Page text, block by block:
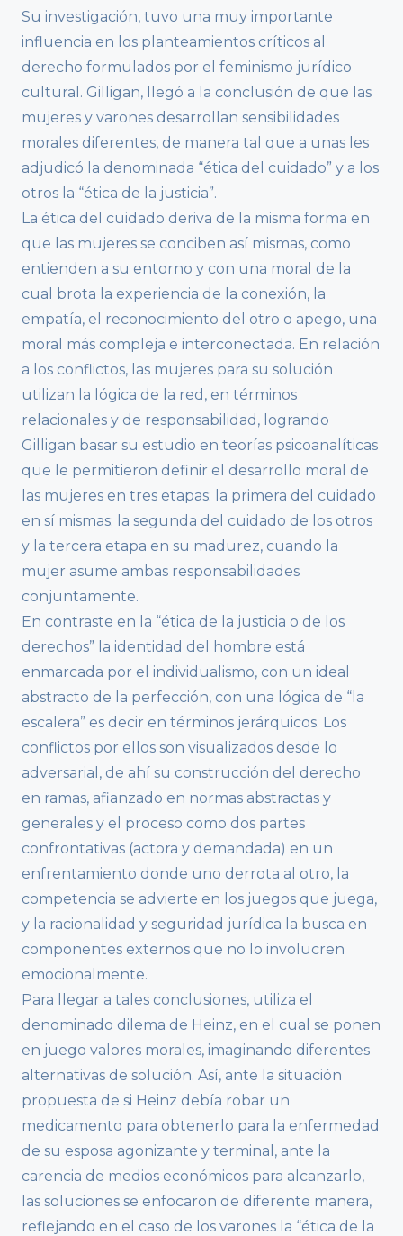
Su investigación, tuvo una muy importante
influencia en los planteamientos críticos al
derecho formulados por el feminismo jurídico
cultural. Gilligan, llegó a la conclusión de que las
mujeres y varones desarrollan sensibilidades
morales diferentes, de manera tal que a unas les
adjudicó la denominada “ética del cuidado” y a los
otros la “ética de la justicia”.
La ética del cuidado deriva de la misma forma en
que las mujeres se conciben así mismas, como
entienden a su entorno y con una moral de la
cual brota la experiencia de la conexión, la
empatía, el reconocimiento del otro o apego, una
moral más compleja e interconectada. En relación
a los conflictos, las mujeres para su solución
utilizan la lógica de la red, en términos
relacionales y de responsabilidad, logrando
Gilligan basar su estudio en teorías psicoanalíticas
que le permitieron definir el desarrollo moral de
las mujeres en tres etapas: la primera del cuidado
en sí mismas; la segunda del cuidado de los otros
y la tercera etapa en su madurez, cuando la
mujer asume ambas responsabilidades
conjuntamente.
En contraste en la “ética de la justicia o de los
derechos” la identidad del hombre está
enmarcada por el individualismo, con un ideal
abstracto de la perfección, con una lógica de “la
escalera” es decir en términos jerárquicos. Los
conflictos por ellos son visualizados desde lo
adversarial, de ahí su construcción del derecho
en ramas, afianzado en normas abstractas y
generales y el proceso como dos partes
confrontativas (actora y demandada) en un
enfrentamiento donde uno derrota al otro, la
competencia se advierte en los juegos que juega,
y la racionalidad y seguridad jurídica la busca en
componentes externos que no lo involucren
emocionalmente.
Para llegar a tales conclusiones, utiliza el
denominado dilema de Heinz, en el cual se ponen
en juego valores morales, imaginando diferentes
alternativas de solución. Así, ante la situación
propuesta de si Heinz debía robar un
medicamento para obtenerlo para la enfermedad
de su esposa agonizante y terminal, ante la
carencia de medios económicos para alcanzarlo,
las soluciones se enfocaron de diferente manera,
reflejando en el caso de los varones la “ética de la